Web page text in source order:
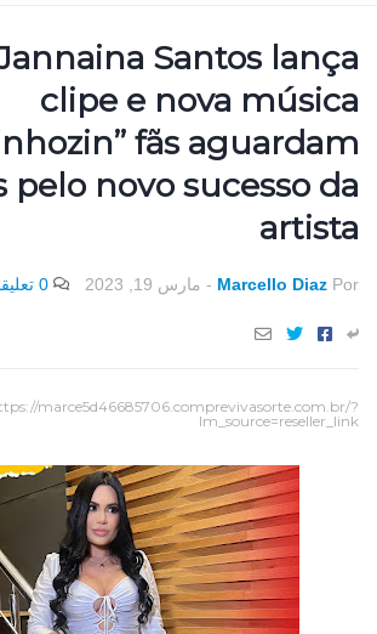
Santos lança
clipe e nova música
fãs aguardam
pelo novo sucesso da
artista
Por
Marcello Diaz
- مارس 19, 2023 0 تعليقات
marce5d46685706.comprevivasorte.com.br/?
lm_source=reseller_link